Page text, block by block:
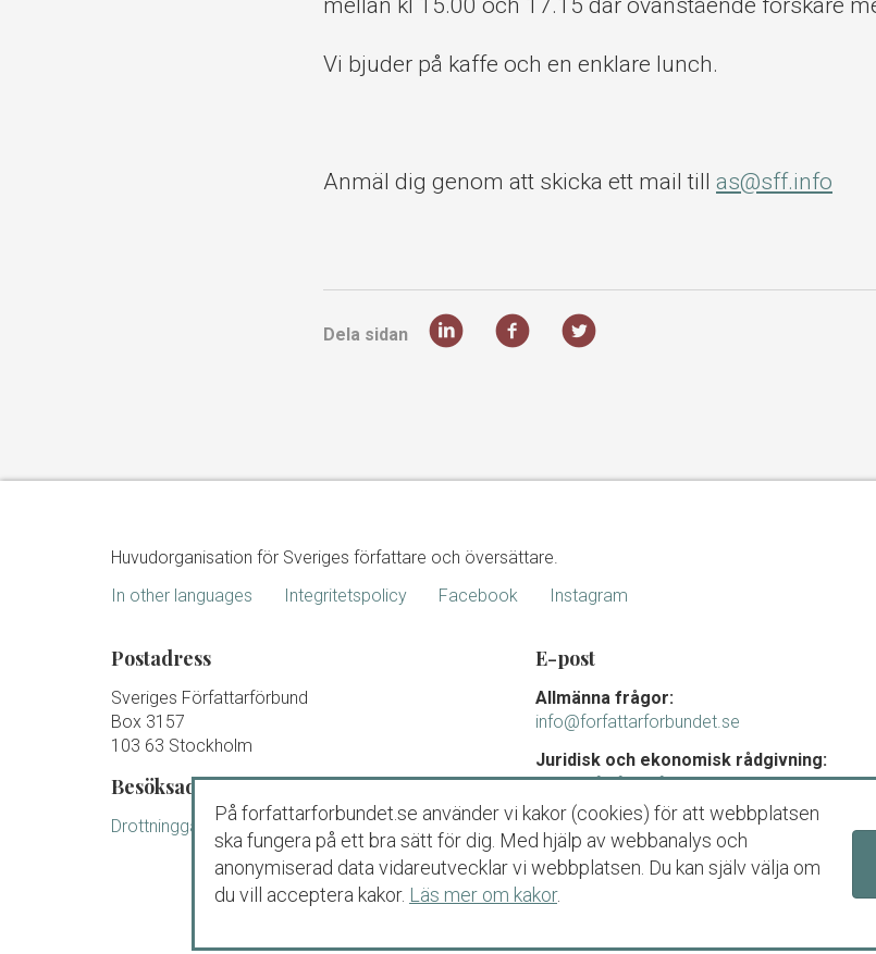
Vi bjuder på kaffe och en enklare lunch.
Anmäl dig genom att skicka ett mail till as@sff.info
Dela sidan
Huvudorganisation för Sveriges författare och översättare.
In other languages
Integritetspolicy Facebook Instagram
Postadress
Sveriges Författarförbund
Box 3157
103 63 Stockholm
Besöksadress
Drottninggatan 88 B Stockholm
E-post
Allmänna frågor:
info@forfattarforbundet.se
Juridisk och ekonomisk rådgivning:
juridik@forfattarforbundet.se
Fakturor till Författarförbundet:
ekonomi@forfattarforbundet.se
Organisationsnummer
På forfattarforbundet.se använder vi kakor (cookies) för att webbplatsen
ska fungera på ett bra sätt för dig. Med hjälp av webbanalys och
anonymiserad data vidareutvecklar vi webbplatsen. Du kan själv välja om
du vill acceptera kakor. Läs mer om kakor.